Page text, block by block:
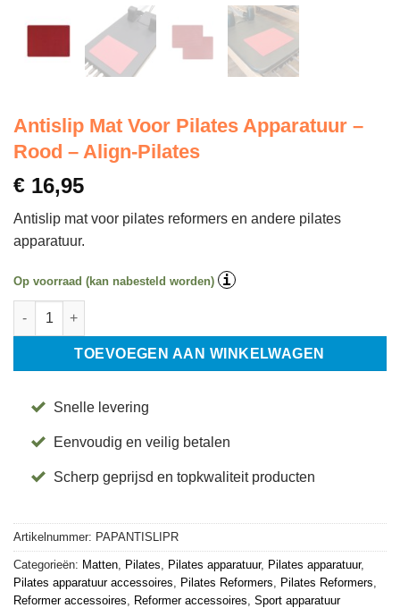
Antislip Mat Voor Pilates Apparatuur –
Rood – Align-Pilates
€ 16,95
Antislip mat voor pilates reformers en andere pilates
apparatuur.
Op voorraad (kan nabesteld worden) i
Antislip Mat Voor Pilates Apparatuur - Rood - Align-Pilates
TOEVOEGEN AAN WINKELWAGEN
Snelle levering
Eenvoudig en veilig betalen
Scherp geprijsd en topkwaliteit producten
Artikelnummer: PAPANTISLIPR
Categorieën: Matten Pilates Pilates apparatuur, Pilates apparatuur,
Pilates apparatuur accessoires
Pilates Reformers Pilates Reformers
Reformer accessoires
Reformer accessoires Sport apparatuur